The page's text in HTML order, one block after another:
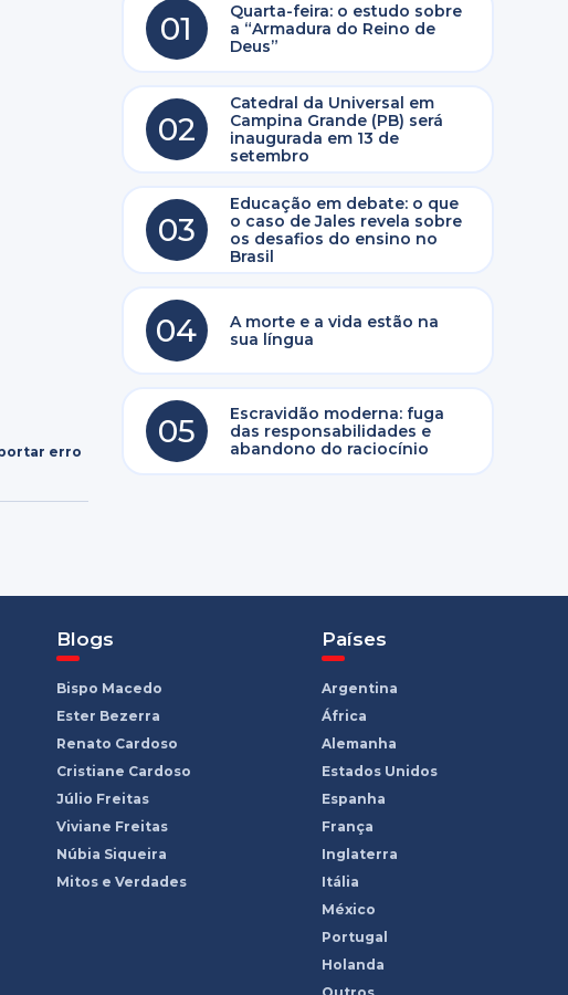
erro
01
Quarta-feira: o estudo sobre
a “Armadura do Reino de
Deus”
02
Catedral da Universal em
Campina Grande (PB) será
inaugurada em 13 de
setembro
03
Educação em debate: o que
o caso de Jales revela sobre
os desafios do ensino no
Brasil
04
A morte e a vida estão na
sua língua
05
Escravidão moderna: fuga
das responsabilidades e
abandono do raciocínio
Blogs
Bispo Macedo
Ester Bezerra
Renato Cardoso
Cristiane Cardoso
Júlio Freitas
Viviane Freitas
Núbia Siqueira
Mitos e Verdades
Países
Argentina
África
Alemanha
Estados Unidos
Espanha
França
Inglaterra
Itália
México
Portugal
Holanda